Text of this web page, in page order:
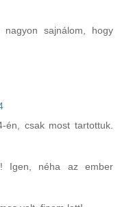
nagyon sajnálom, hogy
én, csak most tartottuk.
Igen, néha az ember